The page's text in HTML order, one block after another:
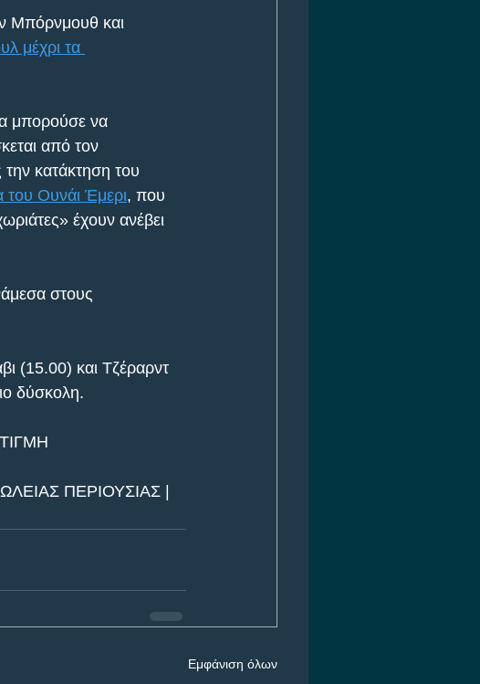
Μπόρνμουθ και
μέχρι τα
μπορούσε να
από τον
κατάκτηση του
Ουνάι Έμερι, που
έχουν ανέβει
στους
(15.00) και Τζέραρντ
δύσκολη.
ΠΕΡΙΟΥΣΙΑΣ |
Εμφάνιση όλων